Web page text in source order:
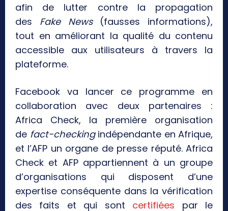
afin de lutter contre la propagation
des Fake News (fausses informations),
tout en améliorant la qualité du contenu
accessible aux utilisateurs à travers la
plateforme.
Facebook va lancer ce programme en
collaboration avec deux partenaires :
Africa Check, la première organisation
de fact-checkingindépendante en Afrique,
et l’AFP un organe de presse réputé. Africa
Check et AFP appartiennent à un groupe
d’organisations qui disposent d’une
expertise conséquente dans la vérification
des faits et qui sont certifiées par le